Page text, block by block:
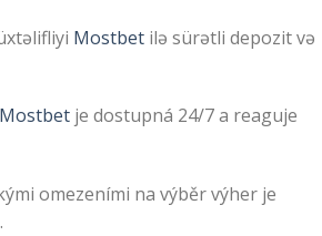
Mostbet ilə sürətli depozit və
Mostbet je dostupná 24/7 a reaguje
omezeními na výběr výher je